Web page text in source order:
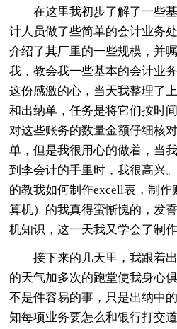
在这里我初步了解了一些
计人员做了些简单的会计业务
介绍了其厂里的一些规模，并
我，教会我一些基本的会计业
这份感激的心，当天我整理了
和出纳单，任务是将它们按时
对这些账务的数量金额仔细核
单，但是我很用心的做着，当
到李会计的手里时，我很高兴
的教我如何制作excell表，制
算机）的我真得蛮惭愧的，发
机知识，这一天我又学会了制作
接下来的几天里，我跟着
的天气加多次的跑堂使我身心
不是件容易的事，只是出纳中
知每项业务要怎么和银行打交